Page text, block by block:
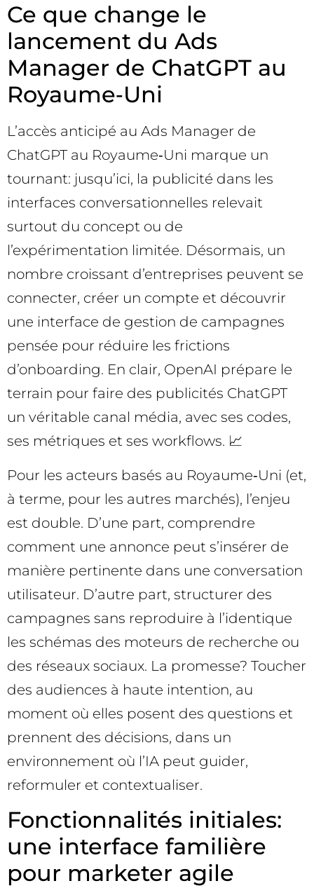
Ce que change le
lancement du Ads
Manager de ChatGPT au
Royaume‑Uni
L’accès anticipé au Ads Manager de
ChatGPT au Royaume‑Uni marque un
tournant: jusqu’ici, la publicité dans les
interfaces conversationnelles relevait
surtout du concept ou de
l’expérimentation limitée. Désormais, un
nombre croissant d’entreprises peuvent se
connecter, créer un compte et découvrir
une interface de gestion de campagnes
pensée pour réduire les frictions
d’onboarding. En clair, OpenAI prépare le
terrain pour faire des publicités ChatGPT
un véritable canal média, avec ses codes,
ses métriques et ses workflows. 📈
Pour les acteurs basés au Royaume‑Uni (et,
à terme, pour les autres marchés), l’enjeu
est double. D’une part, comprendre
comment une annonce peut s’insérer de
manière pertinente dans une conversation
utilisateur. D’autre part, structurer des
campagnes sans reproduire à l’identique
les schémas des moteurs de recherche ou
des réseaux sociaux. La promesse? Toucher
des audiences à haute intention, au
moment où elles posent des questions et
prennent des décisions, dans un
environnement où l’IA peut guider,
reformuler et contextualiser.
Fonctionnalités initiales:
une interface familière
pour marketer agile